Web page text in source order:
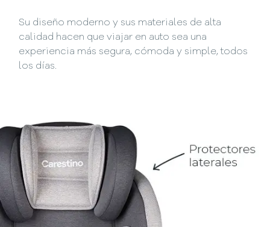
Su diseño moderno y sus materiales de alta
calidad hacen que viajar en auto sea una
experiencia más segura, cómoda y simple, todos
los días.